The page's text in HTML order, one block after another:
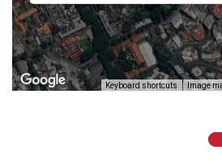
Keyboard shortcuts Image